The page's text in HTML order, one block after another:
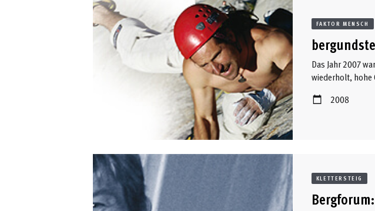
FAKTOR MENSCH
Das Jahr 2007
wiederholt, hohe
2008
KLETTERSTEIG